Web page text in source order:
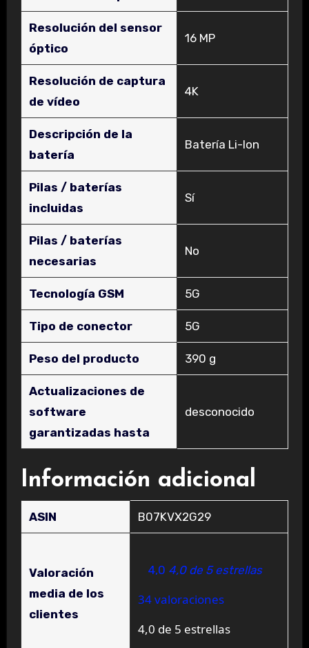
Resolución del sensor
óptico
‎16 MP
Resolución de captura
de vídeo
‎4K
Descripción de la
batería
‎Batería Li-Ion
Pilas / baterías
incluidas
‎Sí
Pilas / baterías
necesarias
‎No
Tecnología GSM ‎5G
Tipo de conector ‎5G
Peso del producto ‎390 g
Actualizaciones de
software
garantizadas hasta
‎desconocido
Información adicional
ASIN B07KVX2G29
Valoración
media de los
clientes
4,0 4,0 de 5 estrellas
34 valoraciones
4,0 de 5 estrellas